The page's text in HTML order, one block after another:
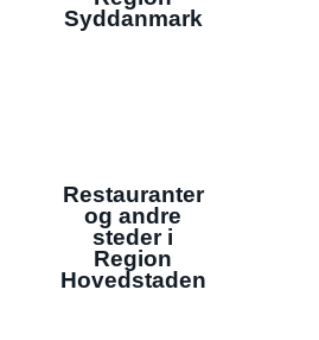
Syddanmark
Restauranter
og andre
steder i
Region
Hovedstaden